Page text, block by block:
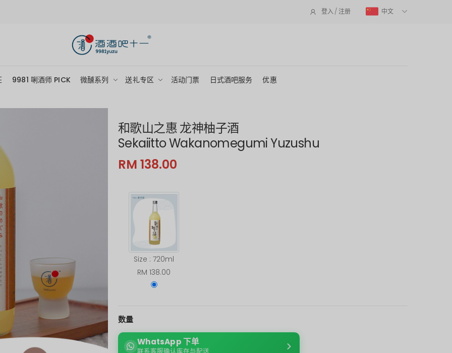
登入 / 注册 中文
9981 唎酒师 PICK 微醺系列 送礼专区 活动门票 日式酒吧服务 优惠
和歌山之惠 龙神柚子酒
Sekaiitto Wakanomegumi Yuzushu
RM 138.00
Size : 720ml
RM 138.00
数量
WhatsApp 下单
联系客服确认库存与配送